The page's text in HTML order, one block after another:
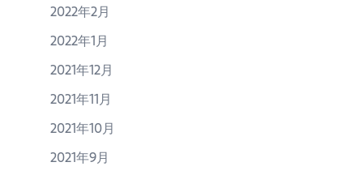
2022年2月
2022年1月
2021年12月
2021年11月
2021年10月
2021年9月